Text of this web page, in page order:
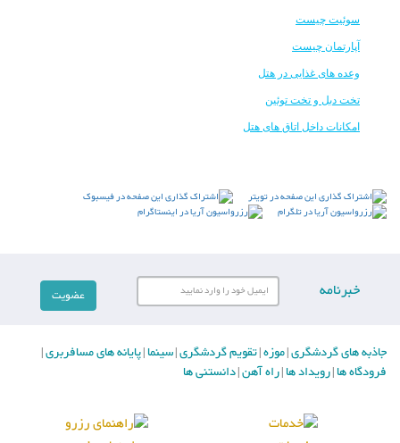
سوئیت چیست
آپارتمان چیست
وعده های غذایی در هتل
تخت دبل و تخت توئین
امکانات داخل اتاق های هتل
خبرنامه
جاذبه های گردشگری|موزه|تقویم گردشگری|سینما|پایانه های مسافربری|
فرودگاه ها|رویداد ها|راه آهن|دانستنی ها